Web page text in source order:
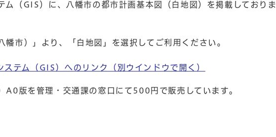
ム（GIS）に、八幡市の都市計画基本図（白地図）を掲載しておりま
市）」より、「白地図」を選択してご利用ください。
ステム（GIS）へのリンク （別ウインドウで開く）
A0版を管理・交通課の窓口にて500円で販売しています。